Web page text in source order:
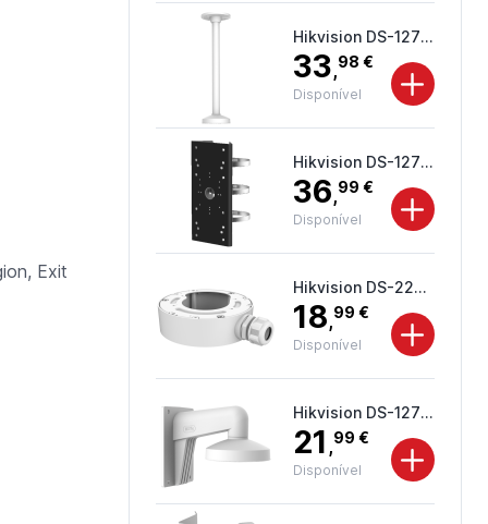
Exit
Hikvision DS-1271ZJ-140-DM45
33,98 €
Disponível
Hikvision DS-1275ZJ-SUS-BLACK
36,99 €
Disponível
Hikvision DS-2280ZJ-WA140
18,99 €
Disponível
Hikvision DS-1273ZJ-140-DM45
21 ,99 €
Disponível